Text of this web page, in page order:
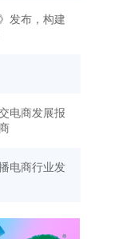
发布，构建
电商发展报
电商行业发